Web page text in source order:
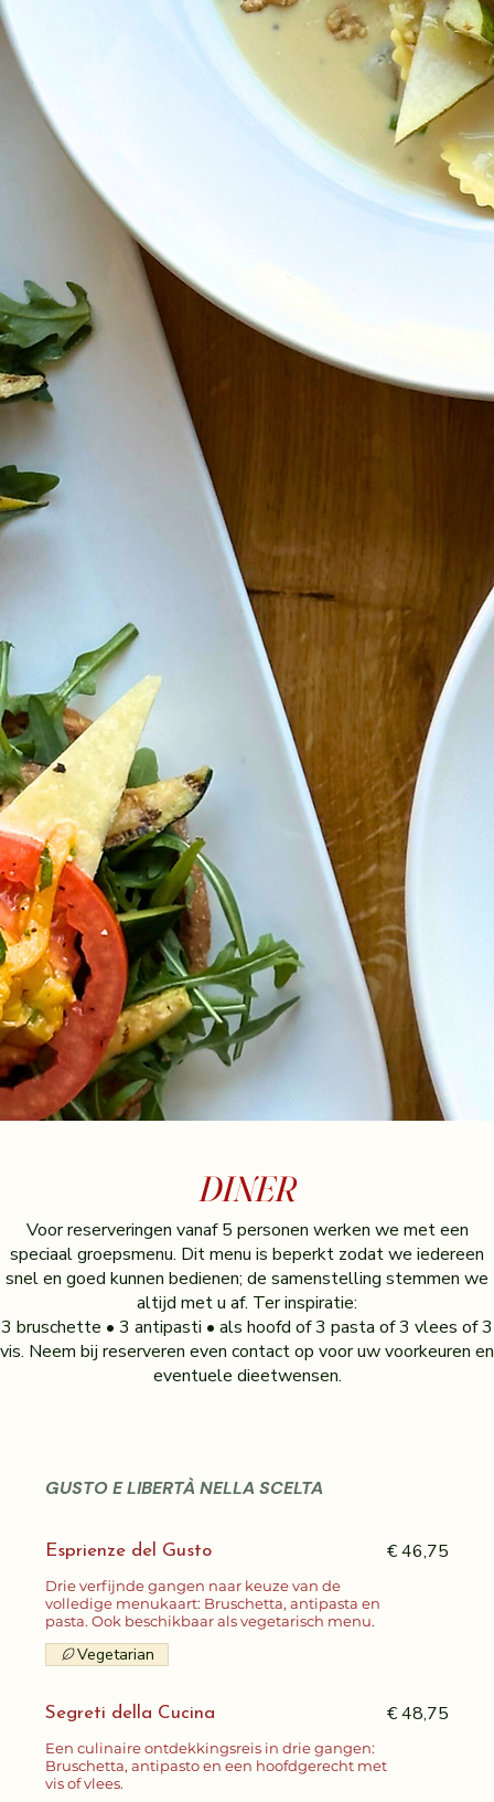
DINER
Voor reserveringen vanaf 5 personen werken we met een
speciaal groepsmenu. Dit menu is beperkt zodat we iedereen
snel en goed kunnen bedienen; de samenstelling stemmen we
altijd met u af. Ter inspiratie:
3 bruschette • 3 antipasti • als hoofd of 3 pasta of 3 vlees of 3
vis. Neem bij reserveren even contact op voor uw voorkeuren en
GUSTO E LIBERTÀ NELLA SCELTA
Esprienze del Gusto
Drie verfijnde gangen naar keuze van de
volledige menukaart: Bruschetta, antipasta en
pasta. Ook beschikbaar als vegetarisch menu.
€ 46,75
Vegetarian
Segreti della Cucina
Een culinaire ontdekkingsreis in drie gangen:
Bruschetta, antipasto en een hoofdgerecht met
vis of vlees.
€ 48,75